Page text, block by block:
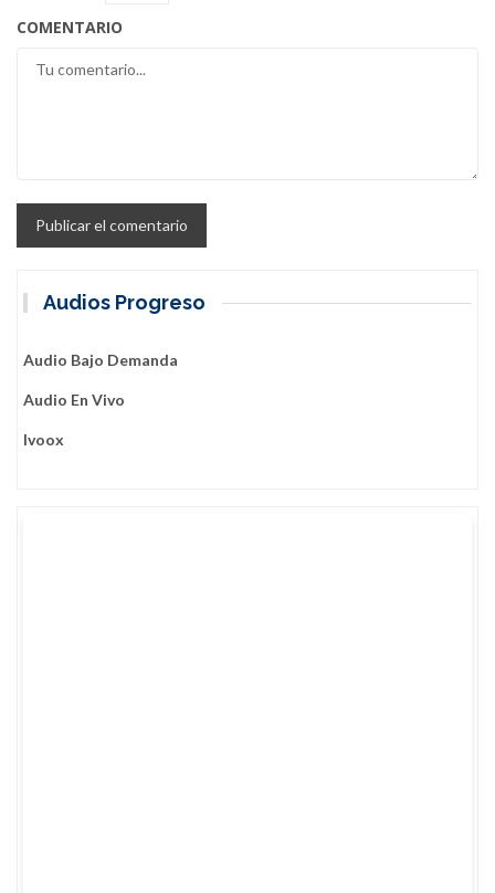
COMENTARIO
Audios Progreso
Audio Bajo Demanda
Audio En Vivo
Ivoox